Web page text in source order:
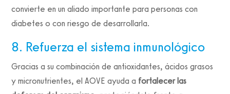
convierte en un aliado importante para personas con
diabetes o con riesgo de desarrollarla.
8. Refuerza el sistema inmunológico
Gracias a su combinación de antioxidantes, ácidos grasos
y micronutrientes, el AOVE ayuda a fortalecer las